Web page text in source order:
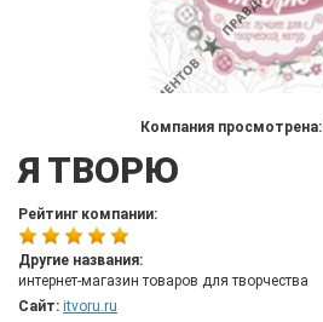
Компания просмотрена:
Я ТВОРЮ
Рейтинг компании:
Другие названия:
интернет-магазин товаров для творчества
Сайт: itvoru.ru